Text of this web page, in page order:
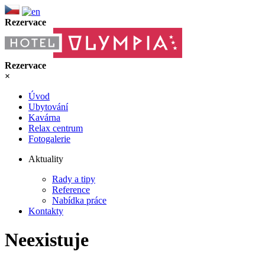
Rezervace
Rezervace
×
Úvod
Ubytování
Kavárna
Relax centrum
Fotogalerie
Aktuality
Rady a tipy
Reference
Nabídka práce
Kontakty
Neexistuje